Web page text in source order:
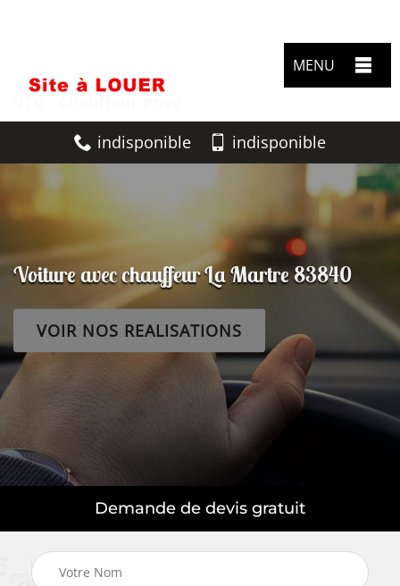
MENU
indisponible indisponible
Voiture avec chauffeur La Martre 83840
VOIR NOS REALISATIONS
Demande de devis gratuit